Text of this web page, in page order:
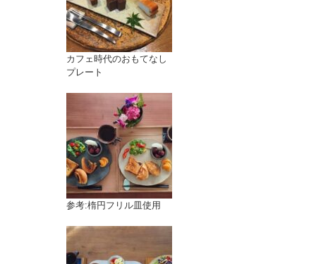
カフェ時代のおもてなし
プレート
参考:楕円フリル皿使用